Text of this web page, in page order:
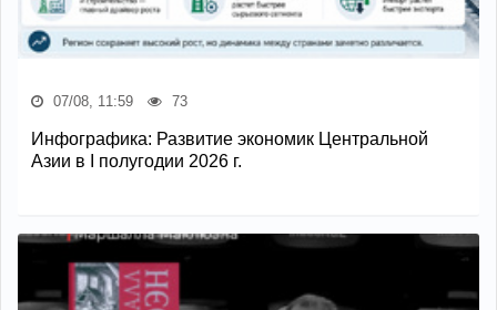
07/08, 11:59 73
Инфографика: Развитие экономик Центральной
Азии в I полугодии 2026 г.